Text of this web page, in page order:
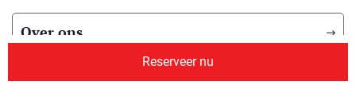
Reserveer nu
Over ons